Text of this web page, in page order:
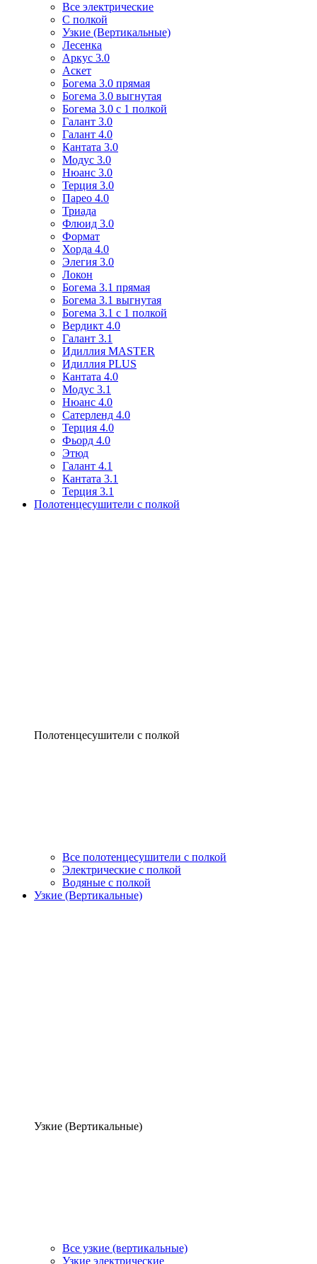
Все электрические
С полкой
Узкие (Вертикальные)
Лесенка
Аркус 3.0
Аскет
Богема 3.0 прямая
Богема 3.0 выгнутая
Богема 3.0 с 1 полкой
Галант 3.0
Галант 4.0
Кантата 3.0
Модус 3.0
Нюанс 3.0
Терция 3.0
Парео 4.0
Триада
Флюид 3.0
Формат
Хорда 4.0
Элегия 3.0
Локон
Богема 3.1 прямая
Богема 3.1 выгнутая
Богема 3.1 с 1 полкой
Вердикт 4.0
Галант 3.1
Идиллия MASTER
Идиллия PLUS
Кантата 4.0
Модус 3.1
Нюанс 4.0
Сатерленд 4.0
Терция 4.0
Фьорд 4.0
Этюд
Галант 4.1
Кантата 3.1
Терция 3.1
Полотенцесушители с полкой
Полотенцесушители с полкой
Все полотенцесушители с полкой
Электрические с полкой
Водяные с полкой
Узкие (Вертикальные)
Узкие (Вертикальные)
Все узкие (вертикальные)
Узкие электрические